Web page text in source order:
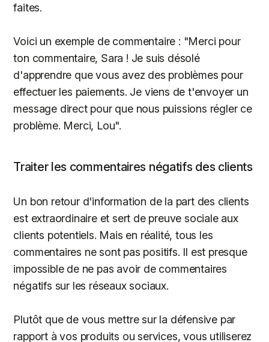
faites.
Voici un exemple de commentaire : "Merci pour
ton commentaire, Sara ! Je suis désolé
d'apprendre que vous avez des problèmes pour
effectuer les paiements. Je viens de t'envoyer un
message direct pour que nous puissions régler ce
problème. Merci, Lou".
Traiter les commentaires négatifs des clients
Un bon retour d'information de la part des clients
est extraordinaire et sert de preuve sociale aux
clients potentiels. Mais en réalité, tous les
commentaires ne sont pas positifs. Il est presque
impossible de ne pas avoir de commentaires
négatifs sur les réseaux sociaux.
Plutôt que de vous mettre sur la défensive par
rapport à vos produits ou services, vous utiliserez